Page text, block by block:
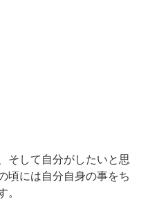
そして自分がしたいと思
頃には自分自身の事をち
。